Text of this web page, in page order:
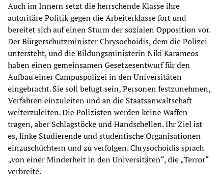
Auch im Innern setzt die herrschende Klasse ihre
autoritäre Politik gegen die Arbeiterklasse fort und
bereitet sich auf einen Sturm der sozialen Opposition vor.
Der Bürgerschutzminister Chrysochoidis, dem die Polizei
untersteht, und die Bildungsministerin Niki Karameos
haben einen gemeinsamen Gesetzesentwurf für den
Aufbau einer Campuspolizei in den Universitäten
eingebracht. Sie soll befugt sein, Personen festzunehmen,
Verfahren einzuleiten und an die Staatsanwaltschaft
weiterzuleiten. Die Polizisten werden keine Waffen
tragen, aber Schlagstöcke und Handschellen. Ihr Ziel ist
es, linke Studierende und studentische Organisationen
einzuschüchtern und zu verfolgen. Chrysochoidis sprach
„von einer Minderheit in den Universitäten“, die „Terror“
verbreite.